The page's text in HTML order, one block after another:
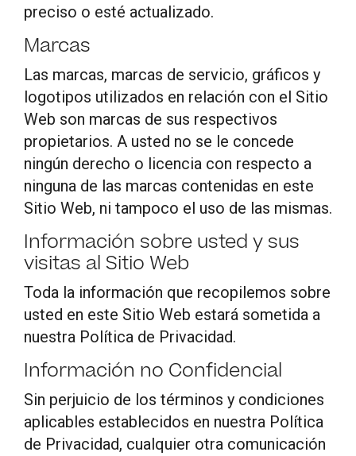
preciso o esté actualizado.
Marcas
Las marcas, marcas de servicio, gráficos y
logotipos utilizados en relación con el Sitio
Web son marcas de sus respectivos
propietarios. A usted no se le concede
ningún derecho o licencia con respecto a
ninguna de las marcas contenidas en este
Sitio Web, ni tampoco el uso de las mismas.
Información sobre usted y sus
visitas al Sitio Web
Toda la información que recopilemos sobre
usted en este Sitio Web estará sometida a
nuestra Política de Privacidad.
Información no Confidencial
Sin perjuicio de los términos y condiciones
aplicables establecidos en nuestra Política
de Privacidad, cualquier otra comunicación